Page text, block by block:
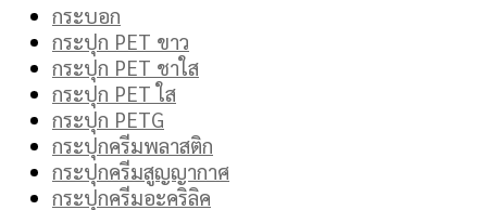
กระบอก
กระปุก PET ขาว
กระปุก PET ชาใส
กระปุก PET ใส
กระปุก PETG
กระปุกครีมพลาสติก
กระปุกครีมสูญญากาศ
กระปุกครีมอะคริลิค